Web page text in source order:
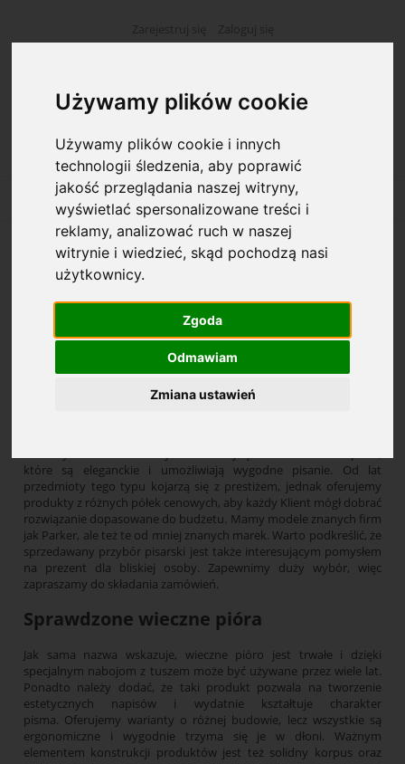
Używamy plików cookie
Używamy plików cookie i innych
technologii śledzenia, aby poprawić
jakość przeglądania naszej witryny,
wyświetlać spersonalizowane treści i
reklamy, analizować ruch w naszej
witrynie i wiedzieć, skąd pochodzą nasi
użytkownicy.
Zgoda
Odmawiam
Zmiana ustawień
Opcje przeglądania
Kategorie: Pióra wieczne
które są eleganckie i umożliwiają wygodne pisanie. Od lat
przedmioty tego typu kojarzą się z prestiżem, jednak oferujemy
produkty z różnych półek cenowych, aby każdy Klient mógł dobrać
rozwiązanie dopasowane do budżetu. Mamy modele znanych firm
jak Parker, ale też te od mniej znanych marek. Warto podkreślić, że
sprzedawany przybór pisarski jest także interesującym pomysłem
na prezent dla bliskiej osoby. Zapewnimy duży wybór, więc
zapraszamy do składania zamówień.
Sprawdzone wieczne pióra
Jak sama nazwa wskazuje, wieczne pióro jest trwałe i dzięki
specjalnym nabojom z tuszem może być używane przez wiele lat.
Ponadto należy dodać, że taki produkt pozwala na tworzenie
estetycznych napisów i wydatnie kształtuje charakter
pisma. Oferujemy warianty o różnej budowie, lecz wszystkie są
ergonomiczne i wygodnie trzyma się je w dłoni. Ważnym
elementem konstrukcji produktów jest też solidny korpus oraz